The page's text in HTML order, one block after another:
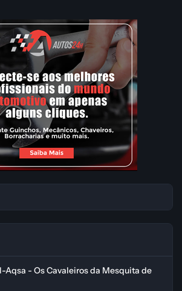
Aqsa - Os Cavaleiros da Mesquita de